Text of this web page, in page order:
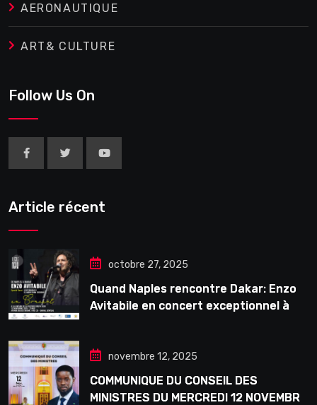
AERONAUTIQUE
ART& CULTURE
Follow Us On
Article récent
octobre 27, 2025
Quand Naples rencontre Dakar: Enzo
Avitabile en concert exceptionnel à
novembre 12, 2025
COMMUNIQUE DU CONSEIL DES
MINISTRES DU MERCREDI 12 NOVEMBRE